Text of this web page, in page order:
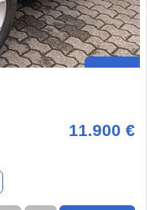
11.900 €